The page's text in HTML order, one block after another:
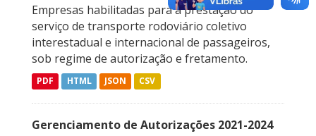
Empresas habilitadas para a prestação do
serviço de transporte rodoviário coletivo
interestadual e internacional de passageiros,
sob regime de autorização e fretamento.
PDF HTML JSON CSV
Gerenciamento de Autorizações 2021-2024